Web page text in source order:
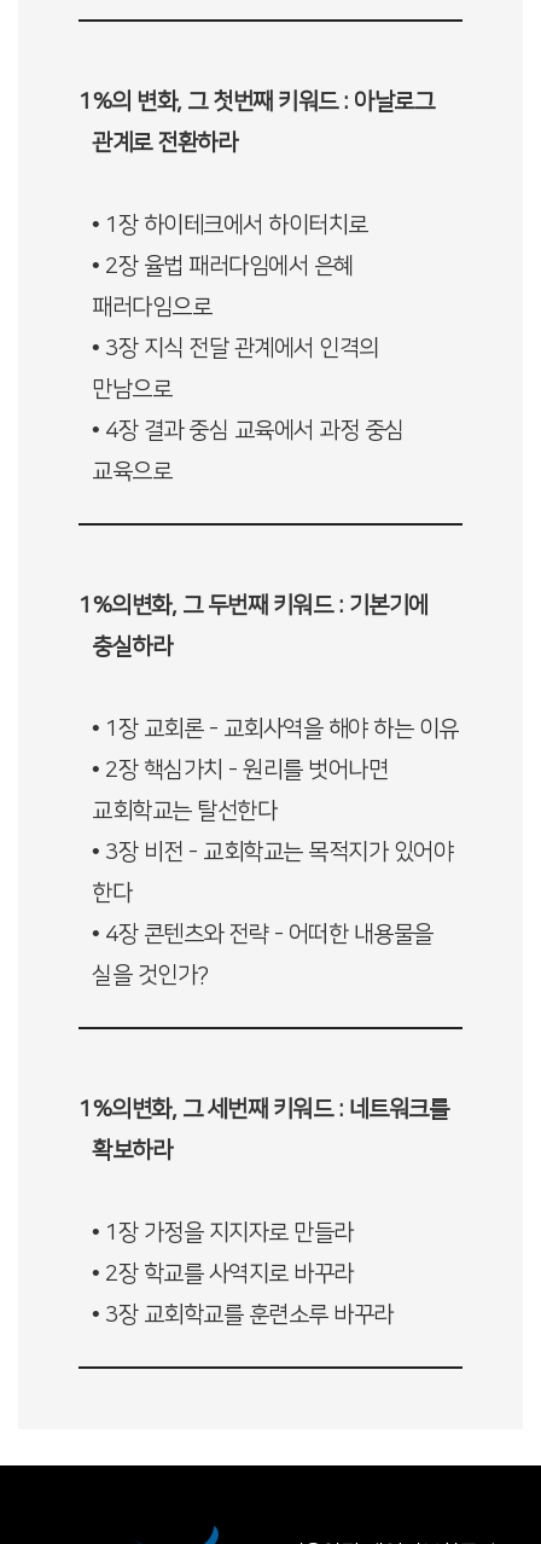
1%의 변화, 그 첫번째 키워드 : 아날로그
관계로 전환하라
• 1장 하이테크에서 하이터치로
• 2장 율법 패러다임에서 은혜
패러다임으로
• 3장 지식 전달 관계에서 인격의
만남으로
• 4장 결과 중심 교육에서 과정 중심
교육으로
1%의변화, 그 두번째 키워드 : 기본기에
충실하라
• 1장 교회론 - 교회사역을 해야 하는 이유
• 2장 핵심가치 - 원리를 벗어나면
교회학교는 탈선한다
• 3장 비전 - 교회학교는 목적지가 있어야
한다
• 4장 콘텐츠와 전략 - 어떠한 내용물을
실을 것인가?
1%의변화, 그 세번째 키워드 : 네트워크를
확보하라
• 1장 가정을 지지자로 만들라
• 2장 학교를 사역지로 바꾸라
• 3장 교회학교를 훈련소루 바꾸라